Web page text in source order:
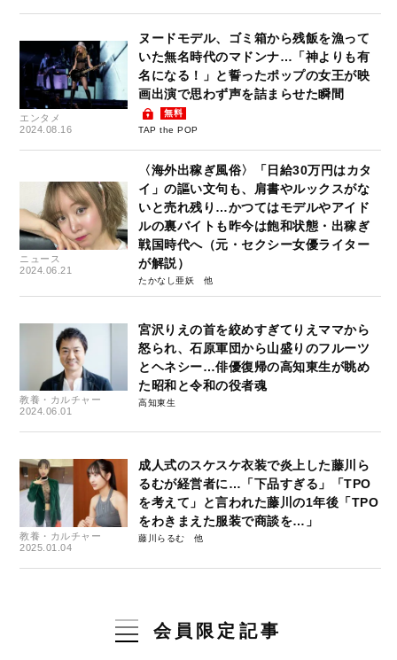
エンタメ
2024.08.16
ヌードモデル、ゴミ箱から残飯を漁って
いた無名時代のマドンナ…「神よりも有
名になる！」と誓ったポップの女王が映
画出演で思わず声を詰まらせた瞬間
無料
TAP the POP
ニュース
2024.06.21
〈海外出稼ぎ風俗〉「日給30万円はカタ
イ」の謳い文句も、肩書やルックスがな
いと売れ残り…かつてはモデルやアイド
ルの裏バイトも昨今は飽和状態・出稼ぎ
戦国時代へ（元・セクシー女優ライター
が解説）
たかなし亜妖
教養・カルチャー
2024.06.01
宮沢りえの首を絞めすぎてりえママから
怒られ、石原軍団から山盛りのフルーツ
とヘネシー…俳優復帰の高知東生が眺め
た昭和と令和の役者魂
高知東生
教養・カルチャー
2025.01.04
成人式のスケスケ衣装で炎上した藤川ら
るむが経営者に…「下品すぎる」「TPO
を考えて」と言われた藤川の1年後「TPO
をわきまえた服装で商談を…」
藤川らるむ
会員限定記事